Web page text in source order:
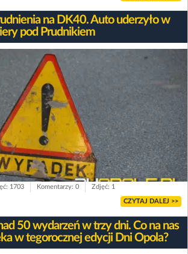
na DK40. Auto uderzyło w
pod Prudnikiem
1703 Komentarzy: 0 Zdjęć: 1
CZYTAJ DALEJ >>
50 wydarzeń w trzy dni. Co na nas
w tegorocznej edycji Dni Opola?